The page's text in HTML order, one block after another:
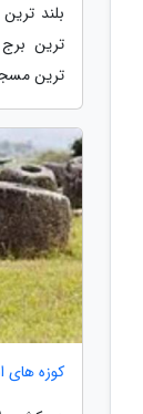
بلند
ترین
ترین
کوزه های